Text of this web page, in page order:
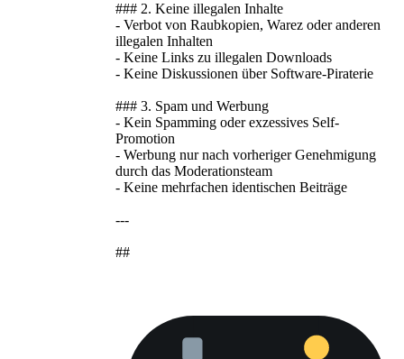
### 2. Keine illegalen Inhalte
- Verbot von Raubkopien, Warez oder anderen
illegalen Inhalten
- Keine Links zu illegalen Downloads
- Keine Diskussionen über Software-Piraterie
### 3. Spam und Werbung
- Kein Spamming oder exzessives Self-
Promotion
- Werbung nur nach vorheriger Genehmigung
durch das Moderationsteam
- Keine mehrfachen identischen Beiträge
---
##